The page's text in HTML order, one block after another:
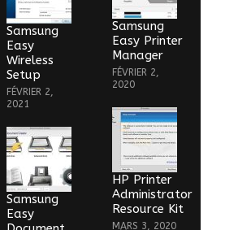
Samsung
Easy
Wireless
Setup
FÉVRIER 2,
2021
Samsung
Easy
Samsung
Easy Printer
Manager
FÉVRIER 2,
2020
HP Printer
Administrator
Resource Kit
MARS 3, 2020